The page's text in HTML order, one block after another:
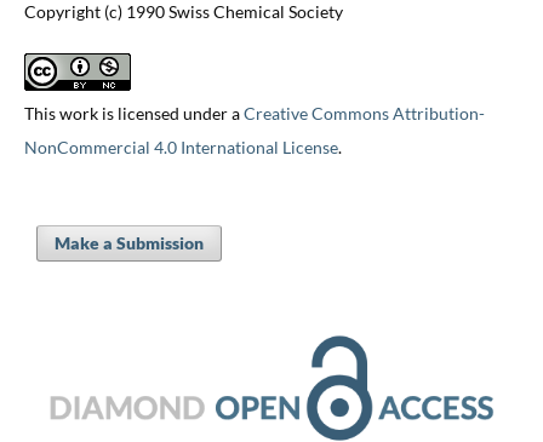
Copyright (c) 1990 Swiss Chemical Society
This work is licensed under aCreative Commons Attribution-
NonCommercial 4.0 International License.
Make a Submission